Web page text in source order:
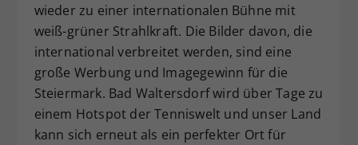
wieder zu einer internationalen Bühne mit
weiß-grüner Strahlkraft. Die Bilder davon, die
international verbreitet werden, sind eine
große Werbung und Imagegewinn für die
Steiermark. Bad Waltersdorf wird über Tage zu
einem Hotspot der Tenniswelt und unser Land
kann sich erneut als ein perfekter Ort für